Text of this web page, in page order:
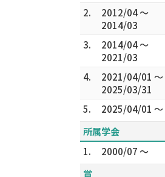
2.
2012/04 ～
2014/03
3.
2014/04 ～
2021/03
4.
2021/04/01 ～
2025/03/31
5. 2025/04/01 ～
所属学会
1.
2000/07 ～
賞